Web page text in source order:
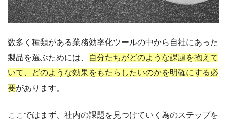
数多く種類がある業務効率化ツールの中から自社にあった
製品を選ぶためには、
自分たちがどのような課題を抱えて
いて、どのような効果をもたらしたいのかを明確にする必
要があります。
ここではまず、社内の課題を見つけていく為のステップを